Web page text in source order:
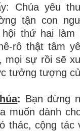
y: Chúa yêu th
ng tận con ng
ội thứhai làm
ê-rô thật tâm yê
mọi sự rồi sẽ
c tưởng tượng củ
úa: Bạnđừng
a muốn dành
ó thác, cộng tác